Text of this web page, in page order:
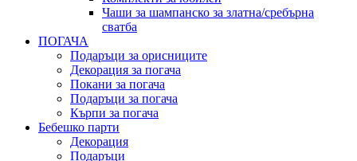
Чаши за шампанско за златна/сребърна
сватба
ПОГАЧА
Подаръци за орисниците
Декорация за погача
Покани за погача
Подаръци за погача
Кърпи за погача
Бебешко парти
Декорация
Подаръци